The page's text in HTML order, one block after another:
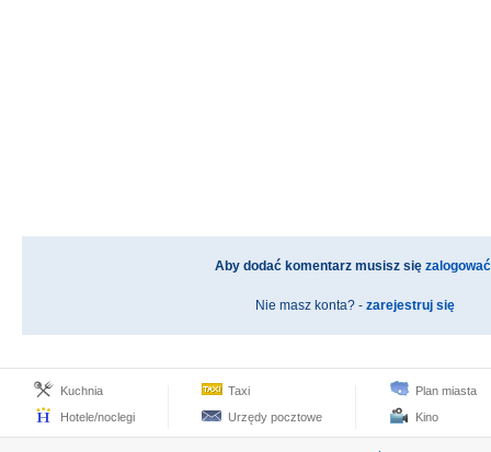
Aby dodać komentarz musisz się
Nie masz konta? - zarejestruj się
Kuchnia
Hotele/noclegi
Taxi
Urzędy pocztowe
Plan miasta
Kino